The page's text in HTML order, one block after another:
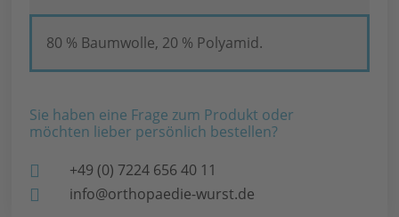
80 % Baumwolle, 20 % Polyamid.
Sie haben eine Frage zum Produkt oder
möchten lieber persönlich bestellen?
+49 (0) 7224 656 40 11
info@orthopaedie-wurst.de